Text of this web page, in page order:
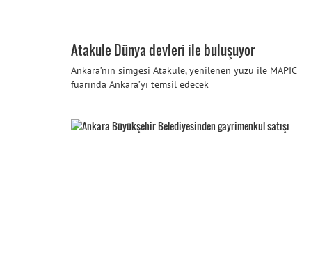
Atakule Dünya devleri ile buluşuyor
Ankara’nın simgesi Atakule, yenilenen yüzü ile MAPIC
fuarında Ankara’yı temsil edecek